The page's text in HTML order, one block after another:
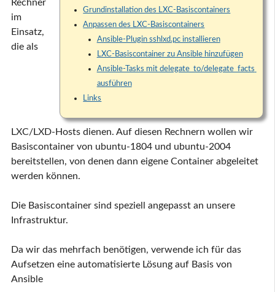
Grundinstallation des LXC-Basiscontainers
Anpassen des LXC-Basiscontainers
Ansible-Plugin sshlxd.pc installieren
LXC-Basiscontainer zu Ansible hinzufügen
Ansible-Tasks mit delegate_to/delegate_facts
ausführen
Links
Rechner
im
Einsatz,
die als
LXC/LXD-Hosts dienen. Auf diesen Rechnern wollen wir
Basiscontainer von ubuntu-1804 und ubuntu-2004
bereitstellen, von denen dann eigene Container abgeleitet
werden können.
Die Basiscontainer sind speziell angepasst an unsere
Infrastruktur.
Da wir das mehrfach benötigen, verwende ich für das
Aufsetzen eine automatisierte Lösung auf Basis von
Ansible